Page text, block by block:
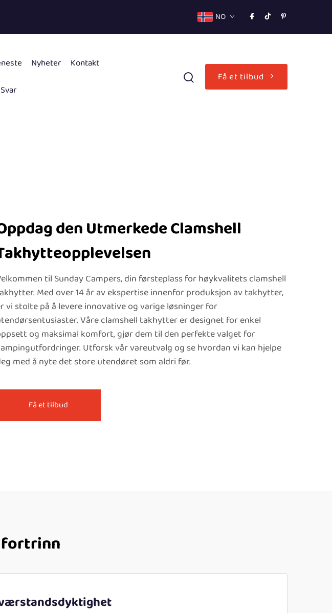
NO
Nyheter
Kontakt
Få et tilbud
den Utmerkede Clamshell
til Sunday Campers, din førsteplass for høykvalitets clamshell
Med over 14 år av ekspertise innenfor produksjon av takhytter,
vi stolte på å levere innovative og varige løsninger for
Våre clamshell takhytter er designet for enkel
og maksimal komfort, gjør dem til den perfekte valget for
Utforsk vår vareutvalg og se hvordan vi kan hjelpe
med å nyte det store utendøret som aldri før.
Få et tilbud